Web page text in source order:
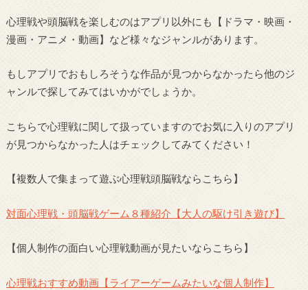
心理戦や頭脳戦を楽しむのはアプリ以外にも【ドラマ・映画・
漫画・アニメ・動画】など様々なジャンルがあります。
もしアプリでおもしろそうな作品が見つからなかったら他のジ
ャンルで探してみてはいかがでしょうか。
こちらで心理戦に関して扱っていますのでお気に入りのアプリ
が見つからなかった人はチェックしてみてください！
【複数人で集まって遊ぶ心理戦頭脳戦ならこちら】
対面心理戦・頭脳戦ゲーム８種紹介【大人の駆け引き遊び】
【個人制作の面白い心理戦動画が見たいならこちら】
心理戦おすすめ動画【ライアーゲームみたいな個人制作】